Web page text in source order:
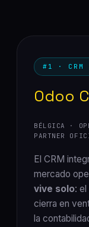
#1 · CRM
Odoo
BÉLGICA ·
PARTNER
El CRM
mercado
vive solo:
cierra en
la